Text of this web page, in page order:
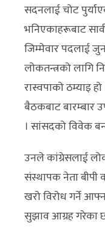
सदनलाई चोट
भनिएकाहरूबाट
जिम्मेवार पदलाई
लोकतन्त्रको लागि
रास्वपाको ठम्याइ
बैठकबाट
। सांसदको विवेक
उनले कांग्रेसलाई
संस्थापक नेता बीपी
खरो विरोध गर्ने
सुझाव आग्रह गरेका